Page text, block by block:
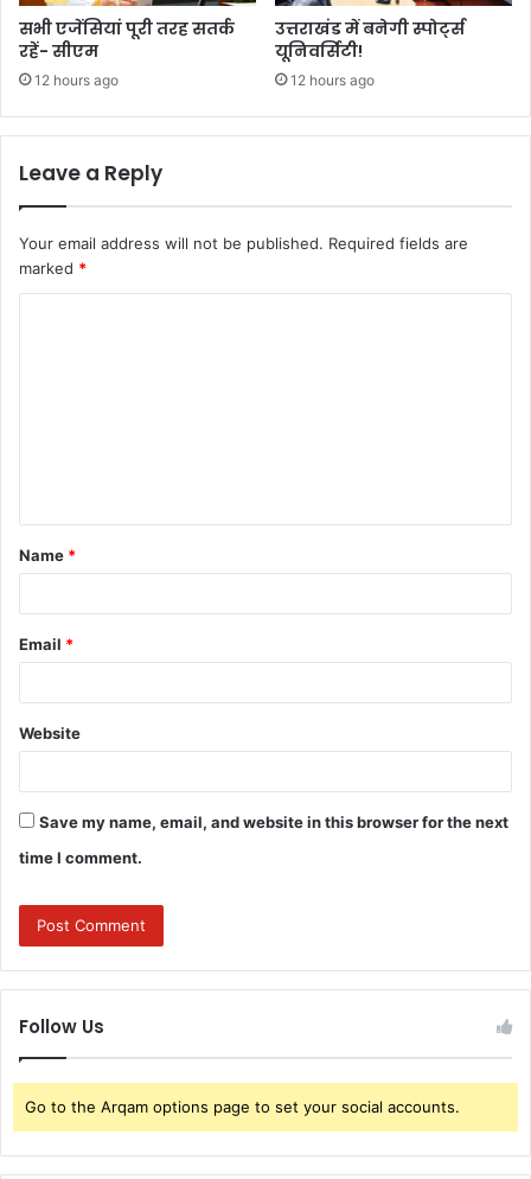
सभी एजेंसियां पूरी तरह सतर्क
रहें- सीएम
12 hours ago
उत्तराखंड में बनेगी स्पोर्ट्स
यूनिवर्सिटी!
12 hours ago
Leave a Reply
Your email address will not be published. Required fields are
marked *
t
*
Name *
Email *
Website
Save my name, email, and website in this browser for the next
time I comment.
Follow Us
Go to the Arqam options page to set your social accounts.